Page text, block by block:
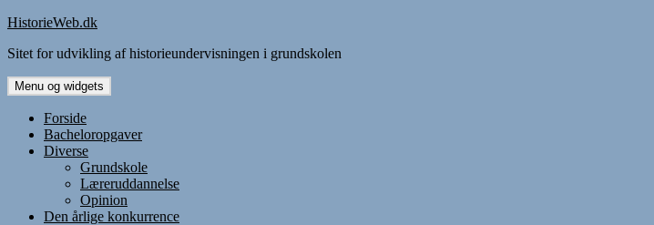
Hop
indhold
HistorieWeb.dk
Sitet for udvikling af historieundervisningen i grundskolen
Menu og widgets
Forside
Bacheloropgaver
Diverse
Grundskole
Læreruddannelse
Opinion
Den årlige konkurrence